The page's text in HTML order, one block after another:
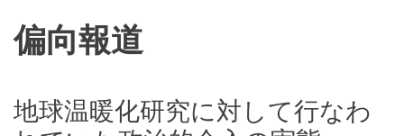
偏向報道
地球温暖化研究に対して行なわ